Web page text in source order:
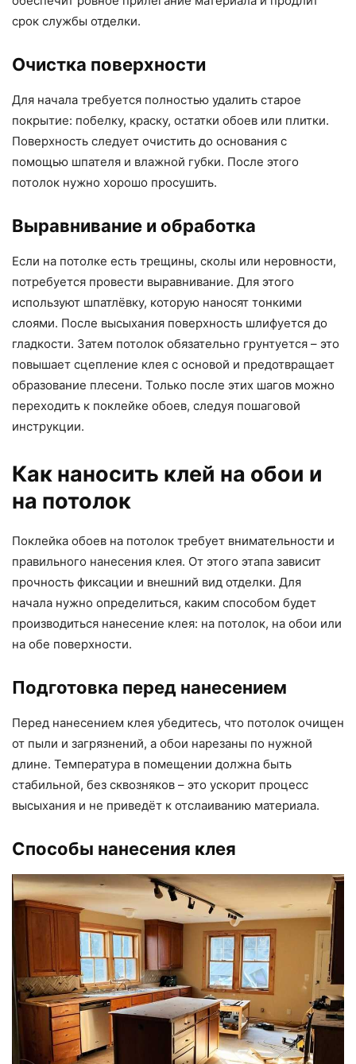
срок службы отделки.
Очистка поверхности
Для начала требуется полностью удалить старое
покрытие: побелку, краску, остатки обоев или плитки.
Поверхность следует очистить до основания с
помощью шпателя и влажной губки. После этого
потолок нужно хорошо просушить.
Выравнивание и обработка
Если на потолке есть трещины, сколы или неровности,
потребуется провести выравнивание. Для этого
используют шпатлёвку, которую наносят тонкими
слоями. После высыхания поверхность шлифуется до
гладкости. Затем потолок обязательно грунтуется – это
повышает сцепление клея с основой и предотвращает
образование плесени. Только после этих шагов можно
переходить к поклейке обоев, следуя пошаговой
инструкции.
Как наносить клей на обои и
на потолок
Поклейка обоев на потолок требует внимательности и
правильного нанесения клея. От этого этапа зависит
прочность фиксации и внешний вид отделки. Для
начала нужно определиться, каким способом будет
производиться нанесение клея: на потолок, на обои или
на обе поверхности.
Подготовка перед нанесением
Перед нанесением клея убедитесь, что потолок очищен
от пыли и загрязнений, а обои нарезаны по нужной
длине. Температура в помещении должна быть
стабильной, без сквозняков – это ускорит процесс
высыхания и не приведёт к отслаиванию материала.
Способы нанесения клея